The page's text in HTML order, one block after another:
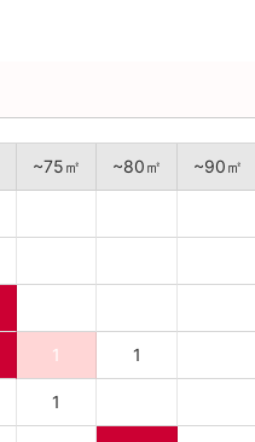
~75㎡ ~80㎡ ~90㎡
1 1
1